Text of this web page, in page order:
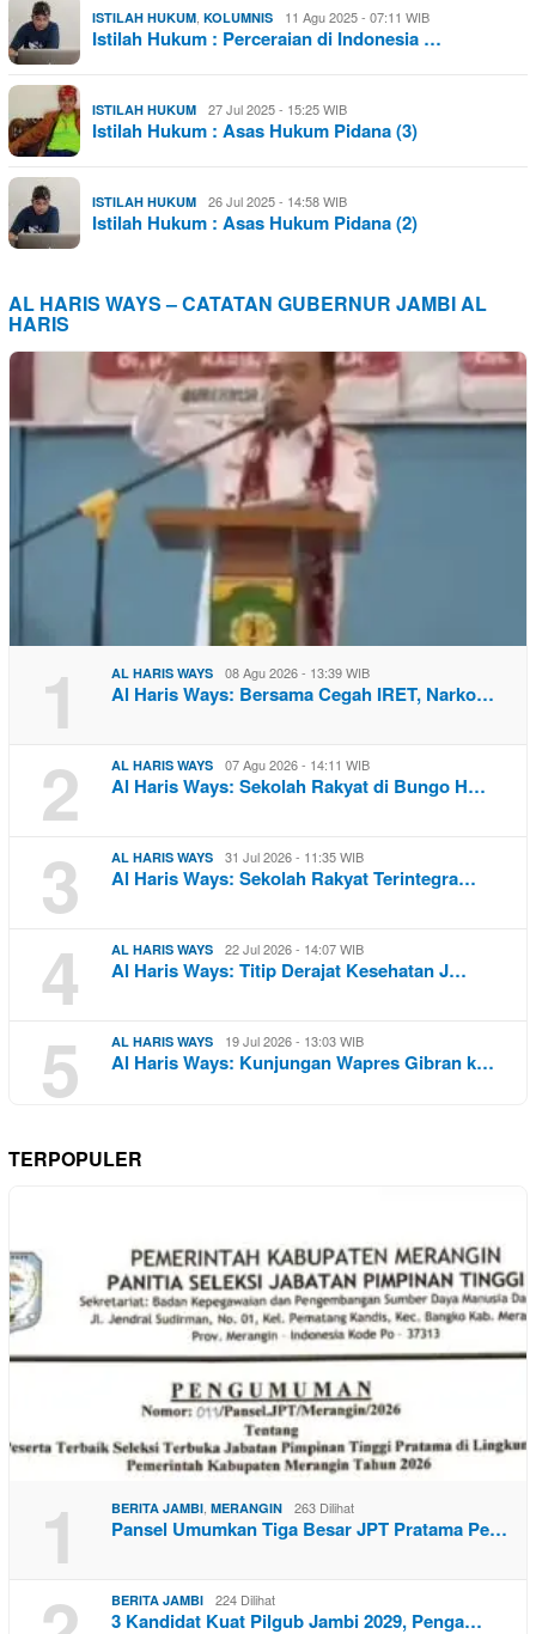
ISTILAH HUKUM, KOLUMNIS 11 Agu 2025 - 07:11 WIB
Istilah Hukum : Perceraian di Indonesia …
ISTILAH HUKUM 27 Jul 2025 - 15:25 WIB
Istilah Hukum : Asas Hukum Pidana (3)
ISTILAH HUKUM 26 Jul 2025 - 14:58 WIB
Istilah Hukum : Asas Hukum Pidana (2)
AL HARIS WAYS – CATATAN GUBERNUR JAMBI AL
HARIS
1 AL HARIS WAYS 08 Agu 2026 - 13:39 WIB
Al Haris Ways: Bersama Cegah IRET, Narko…
2 AL HARIS WAYS 07 Agu 2026 - 14:11 WIB
Al Haris Ways: Sekolah Rakyat di Bungo H…
3 AL HARIS WAYS 31 Jul 2026 - 11:35 WIB
Al Haris Ways: Sekolah Rakyat Terintegra…
4 AL HARIS WAYS 22 Jul 2026 - 14:07 WIB
Al Haris Ways: Titip Derajat Kesehatan J…
5 AL HARIS WAYS 19 Jul 2026 - 13:03 WIB
Al Haris Ways: Kunjungan Wapres Gibran k…
TERPOPULER
1 BERITA JAMBI MERANGIN 263 Dilihat
Pansel Umumkan Tiga Besar JPT Pratama Pe…
BERITA JAMBI 224 Dilihat
3 Kandidat Kuat Pilgub Jambi 2029, Penga…